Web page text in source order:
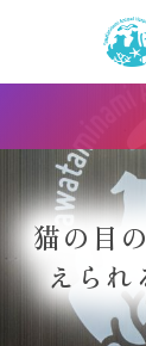
猫の目
えられ